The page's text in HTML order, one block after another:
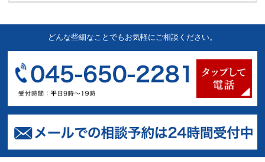
どんな些細なことでもお気軽にご相談ください。